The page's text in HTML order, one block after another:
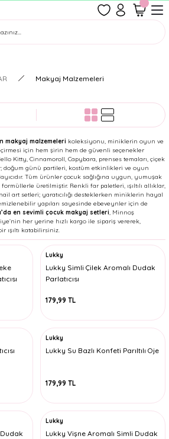
Aynı Gün Kargoda!
Makyaj Malzemeleri
makyaj malzemeleri koleksiyonu, miniklerin oyun ve
için hem şirin hem de güvenli seçenekler
Kitty, Cinnamoroll, Capybara, prenses temaları, çiçek
doğum günü partileri, kostüm etkinlikleri ve oyun
Tüm ürünler çocuk sağlığına uygun, yumuşak
üretilmiştir. Renkli far paletleri, ışıltılı allıklar,
art setleri; yaratıcılığı desteklerken miniklerin hayal
yapıları sayesinde ebeveynler için de
en sevimli çocuk makyaj setleri, Minnoş
her yerine hızlı kargo ile sipariş vererek,
ışıltı katabilirsiniz.
Lukky
Lukky Simli Çilek Aromalı Dudak
Parlatıcısı
179,99 TL
Lukky
Lukky Su Bazlı Konfeti Parıltılı Oje
179,99 TL
Lukky
Lukky Vişne Aromalı Simli Dudak